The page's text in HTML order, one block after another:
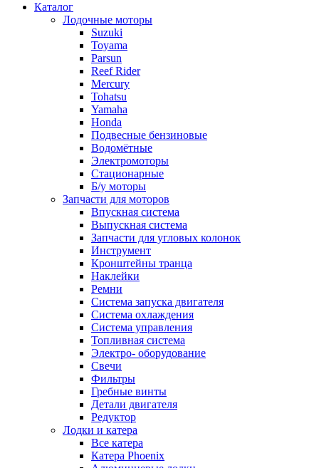
Каталог
Лодочные моторы
Suzuki
Toyama
Parsun
Reef Rider
Mercury
Tohatsu
Yamaha
Honda
Подвесные бензиновые
Водомётные
Электромоторы
Стационарные
Б/у моторы
Запчасти для моторов
Впускная система
Выпускная система
Запчасти для угловых колонок
Инструмент
Кронштейны транца
Наклейки
Ремни
Система запуска двигателя
Система охлаждения
Система управления
Топливная система
Электро- оборудование
Свечи
Фильтры
Гребные винты
Детали двигателя
Редуктор
Лодки и катера
Все катера
Катера Phoenix